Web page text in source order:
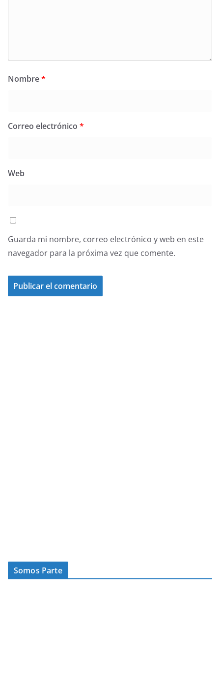
Nombre*
Correo electrónico *
Web
Guarda mi nombre, correo electrónico y web en este
navegador para la próxima vez que comente.
Somos Parte